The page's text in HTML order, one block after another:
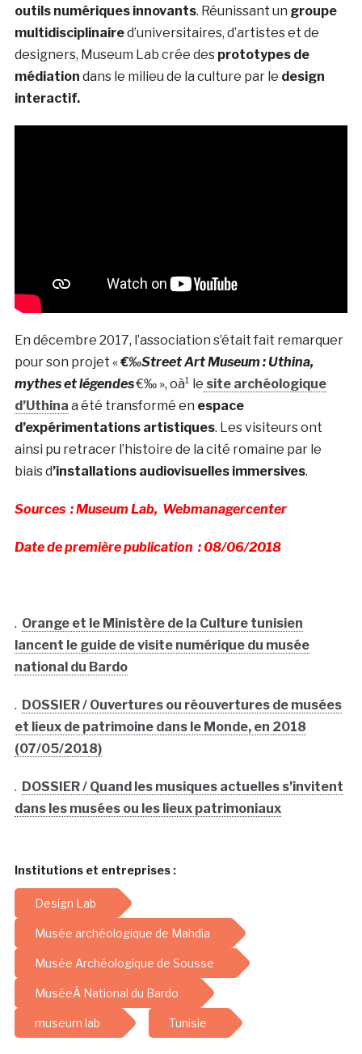
outils numériques innovants. Réunissant un groupe
multidisciplinaired’universitaires, d’artistes et de
designers, Museum Lab crée des prototypes de
médiation dans le milieu de la culture par le design
interactif.
En décembre 2017, l’association s’était fait remarquer
pour son projet «€‰Street Art Museum : Uthina,
mythes et légendes€‰ », oà¹ le site archéologique
d’Uthina a été transformé en espace
d’expérimentations artistiques. Les visiteurs ont
ainsi pu retracer l’histoire de la cité romaine par le
biais d’installations audiovisuelles immersives.
Sources : Museum Lab, Webmanagercenter
Date de première publication : 08/06/2018
. Orange et le Ministère de la Culture tunisien
lancent le guide de visite numérique du musée
national du Bardo
. DOSSIER / Ouvertures ou réouvertures de musées
et lieux de patrimoine dans le Monde, en 2018
(07/05/2018)
. DOSSIER / Quand les musiques actuelles s’invitent
dans les musées ou les lieux patrimoniaux
Institutions et entreprises :
Design Lab
Musée archéologique de Mahdia
Musée Archéologique de Sousse
MuséeÂ National du Bardo
museum lab Tunisie